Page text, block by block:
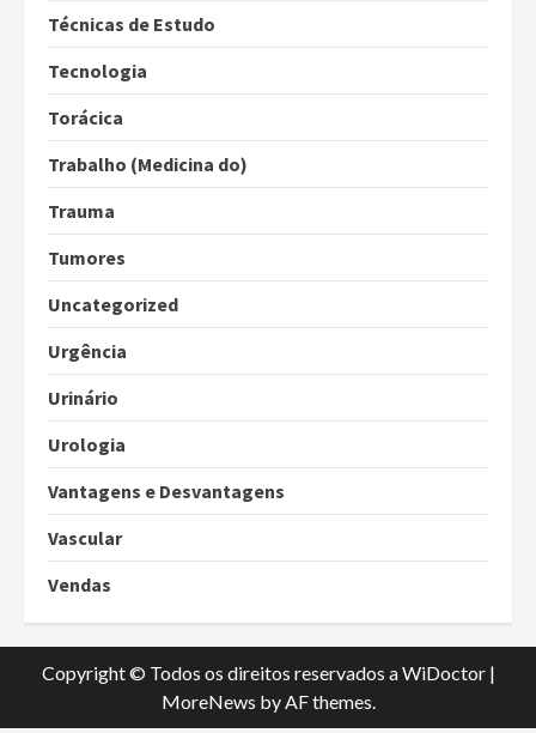
Técnicas de Estudo
Tecnologia
Torácica
Trabalho (Medicina do)
Trauma
Tumores
Uncategorized
Urgência
Urinário
Urologia
Vantagens e Desvantagens
Vascular
Vendas
Copyright © Todos os direitos reservados a WiDoctor |
MoreNews by AF themes.